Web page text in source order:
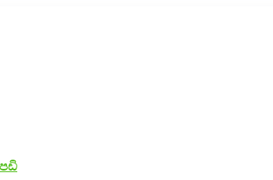
பெண் வீட்டாருக்கு 100% இலவச